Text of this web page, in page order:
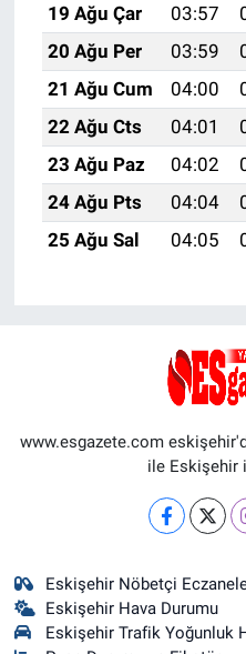
19 Ağu Çar
03:57
20 Ağu Per
03:59
21 Ağu Cum
04:00
22 Ağu Cts
04:01
23 Ağu Paz
04:02
24 Ağu Pts
04:04
25 Ağu Sal
04:05
www.esgazete.com
ile Eskişehir
Eskişehir Nöbetçi
Eskişehir Hava Durumu
Eskişehir Trafik Yoğunluk